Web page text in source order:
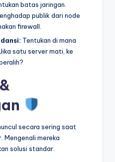
batas jaringan.
publik dari node
firewall.
Tentukan di mana
satu server mati, ke
secara sering saat
Mengenali mereka
solusi standar.